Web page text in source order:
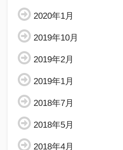
2020年1月
2019年10月
2019年2月
2019年1月
2018年7月
2018年5月
2018年4月